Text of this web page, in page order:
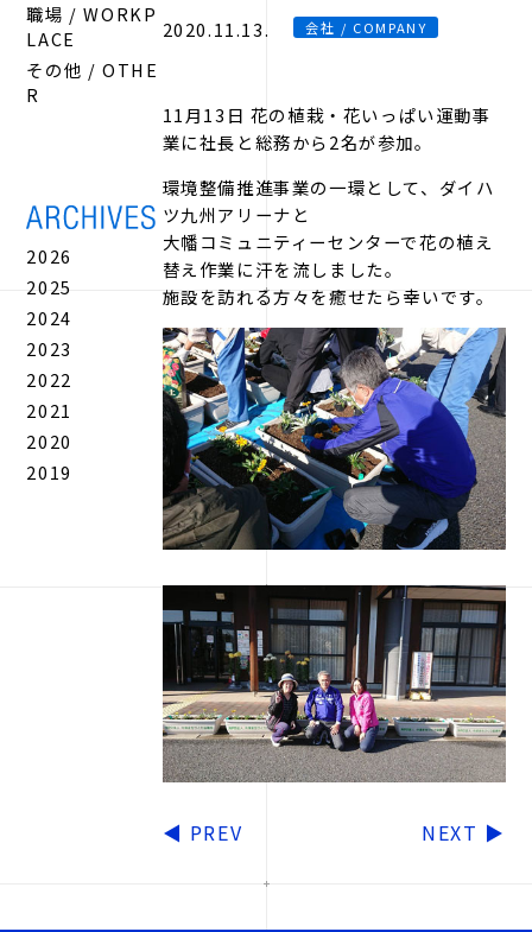
職場 / WORKP
LACE
その他 / OTHE
R
2026
2025
2024
2023
2022
2021
2020
2019
2020.11.13. 会社 / COMPANY
11月13日 花の植栽・花いっぱい運動事
業に社長と総務から2名が参加。
環境整備推進事業の一環として、ダイハ
ツ九州アリーナと
大幡コミュニティーセンターで花の植え
替え作業に汗を流しました。
施設を訪れる方々を癒せたら幸いです。
◀ PREV NEXT ▶